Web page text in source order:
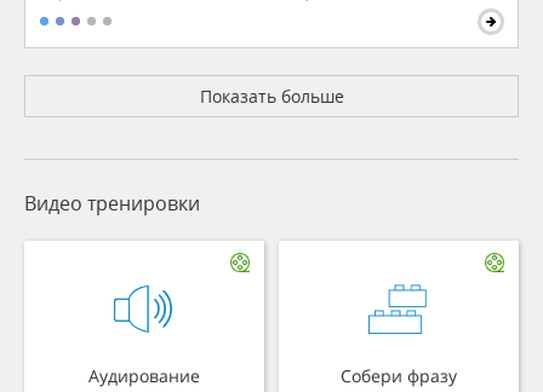
Показать больше
Видео тренировки
Аудирование Собери фразу